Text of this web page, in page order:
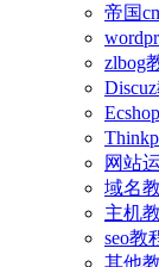
帝国
zlbog
网站
域名
主机
seo教
其他